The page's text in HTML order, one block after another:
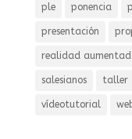
ple ponencia
presentación
realidad
salesianos taller
vídeotutorial